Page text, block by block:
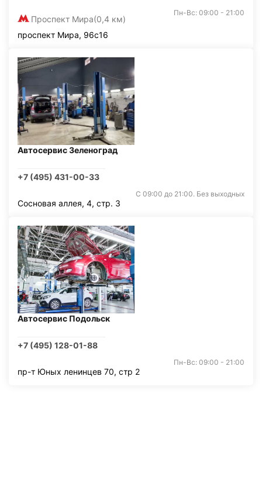
Проспект Мира(0,4 км)
Пн-Вс: 09:00 - 21:00
проспект Мира, 96с16
Автосервис Зеленоград
+7 (495) 431-00-33
С 09:00 до 21:00. Без выходных
Сосновая аллея, 4, стр. 3
Автосервис Подольск
+7 (495) 128-01-88
Пн-Вс: 09:00 - 21:00
пр-т Юных ленинцев 70, стр 2